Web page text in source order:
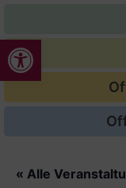
Werkzeugleiste öffnen
« Alle